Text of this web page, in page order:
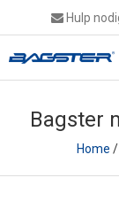
Hulp
Bagster
Home /